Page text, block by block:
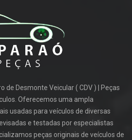
de Desmonte Veicular ( CDV ) | Peças
Oferecemos uma ampla
usadas para veículos de diversas
e testadas por especialistas
peças originais de veículos de